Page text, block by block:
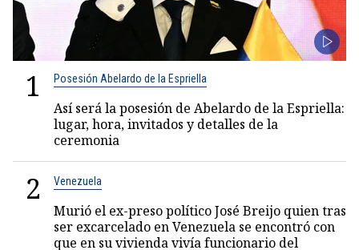
1 Posesión Abelardo de la Espriella
Así será la posesión de Abelardo de la Espriella:
lugar, hora, invitados y detalles de la
ceremonia
2 Venezuela
Murió el ex-preso político José Breijo quien tras
ser excarcelado en Venezuela se encontró con
que en su vivienda vivía funcionario del